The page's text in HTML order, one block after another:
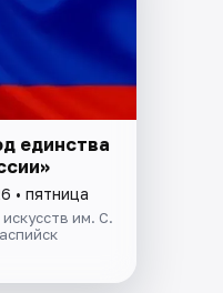
единства
• пятница
им. С.